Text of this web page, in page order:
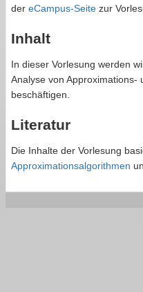
der eCampus-Seite zur
Inhalt
In dieser Vorlesung werden
Analyse von Approximations-
beschäftigen.
Literatur
Die Inhalte der Vorlesung
Approximationsalgorithmen